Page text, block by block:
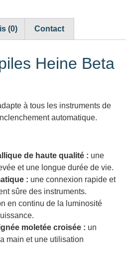
(0) Contact
Heine Beta
à tous les instruments de
automatique.
de haute qualité : une
et une longue durée de vie.
: une connexion rapide et
sûre des instruments.
en continu de la luminosité
moletée croisée : un
main et une utilisation